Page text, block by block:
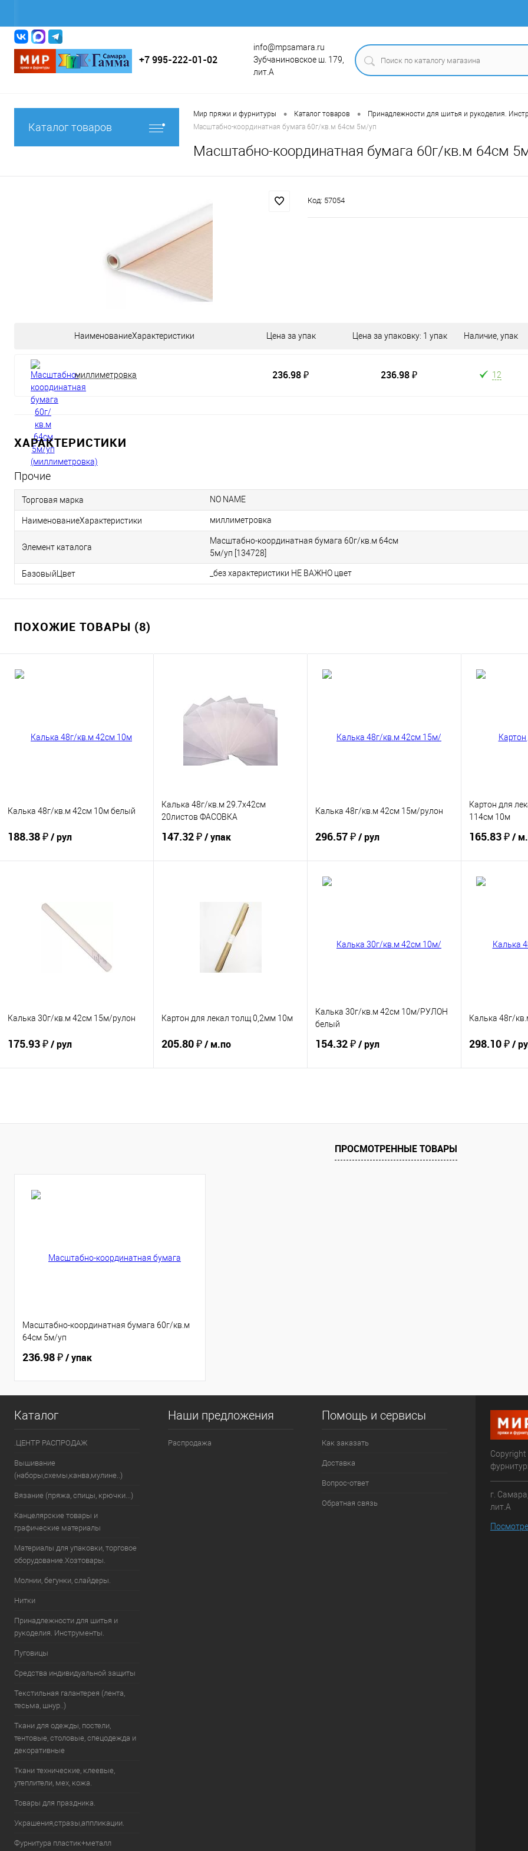
+7 995-222-01-02
info@mpsamara.ru
Зубчаниновское ш. 179,
лит.А
Каталог товаров
Мир пряжи и фурнитуры • Каталог товаров • Принадлежности для шитья и рукоделия.
Масштабно-координатная бумага 60г/кв.м 64см 5м/уп
Масштабно-координатная бумага 60г/кв.м 64см
Код: 57054
НаименованиеХарактеристики Цена за упак Цена за упаковку: 1 упак Наличие, упак
миллиметровка 236.98 ₽ 236.98 ₽ 12
ХАРАКТЕРИСТИКИ
Прочие
Торговая марка NO NAME
НаименованиеХарактеристики миллиметровка
Элемент каталога
Масштабно-координатная бумага 60г/кв.м 64см
5м/уп [134728]
БазовыйЦвет _без характеристики НЕ ВАЖНО цвет
ПОХОЖИЕ ТОВАРЫ (8)
Калька 48г/кв.м 42см 10м белый
188.38 ₽/ рул
В избранное
Калька 48г/кв.м 29.7x42см
20листов ФАСОВКА
147.32 ₽/ упак
Калька 48г/кв.м 42см 15м/рулон
296.57 ₽/ рул
Картон для
114см 10м
165.83 ₽/
Калька 30г/кв.м 42см 15м/рулон
175.93 ₽/ рул
В избранное
Картон для лекал толщ 0,2мм 10м
205.80 ₽/ м.по
В избранное
Калька 30г/кв.м 42см 10м/РУЛОН
белый
154.32 ₽/ рул
В избранное
Калька 48г/
298.10 ₽/
В избранное
ПРОСМОТРЕННЫЕ ТОВАРЫ
Масштабно-координатная бумага 60г/кв.м
64см 5м/уп
236.98 ₽/ упак
Каталог
.ЦЕНТР РАСПРОДАЖ
Вышивание
(наборы,схемы,канва,мулине..)
Вязание (пряжа, спицы, крючки...)
Канцелярские товары и
графические материалы
Материалы для упаковки, торговое
оборудование.Хозтовары.
Молнии, бегунки, слайдеры.
Нитки
Принадлежности для шитья и
рукоделия. Инструменты.
Пуговицы
Средства индивидуальной защиты
Текстильная галантерея (лента,
тесьма, шнур..)
Ткани для одежды, постели,
тентовые, столовые, спецодежда и
декоративные
Ткани технические, клеевые,
утеплители, мех, кожа.
Товары для праздника.
Украшения,стразы,аппликации.
Фурнитура пластик+металл
Наши предложения
Распродажа
Помощь и сервисы
Как заказать
Доставка
Вопрос-ответ
Обратная связь
г.
лит.А